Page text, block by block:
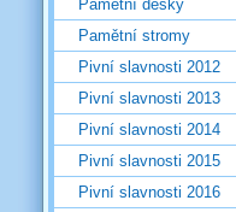
Pamětní desky
Pamětní stromy
Pivní slavnosti 2012
Pivní slavnosti 2013
Pivní slavnosti 2014
Pivní slavnosti 2015
Pivní slavnosti 2016